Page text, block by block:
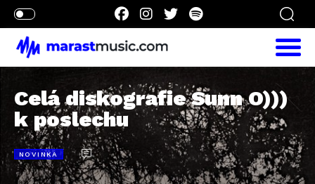
Celá diskografie Sunn O)))
k poslechu
NOVINKA